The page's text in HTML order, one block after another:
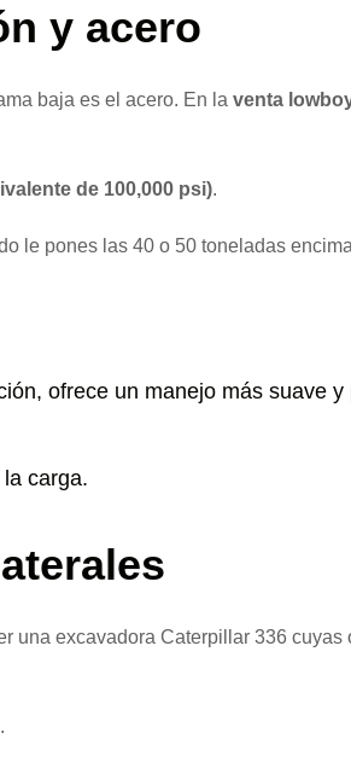
y acero
baja es el acero. En la venta
de 100,000 psi).
le pones las 40 o 50 toneladas
ofrece un manejo más suave
carga.
una excavadora Caterpillar 336 cuyas
.